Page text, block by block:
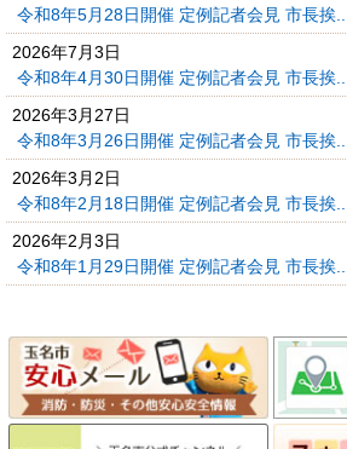
令和8年5月28日開催 定例記者会見 市長挨...
2026年7月3日
令和8年4月30日開催 定例記者会見 市長挨...
2026年3月27日
令和8年3月26日開催 定例記者会見 市長挨...
2026年3月2日
令和8年2月18日開催 定例記者会見 市長挨...
2026年2月3日
令和8年1月29日開催 定例記者会見 市長挨...